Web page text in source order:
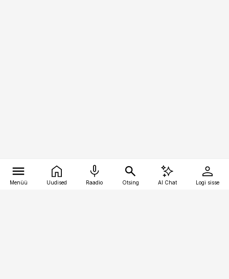
Menüü Uudised Raadio Otsing AI Chat Logi sisse